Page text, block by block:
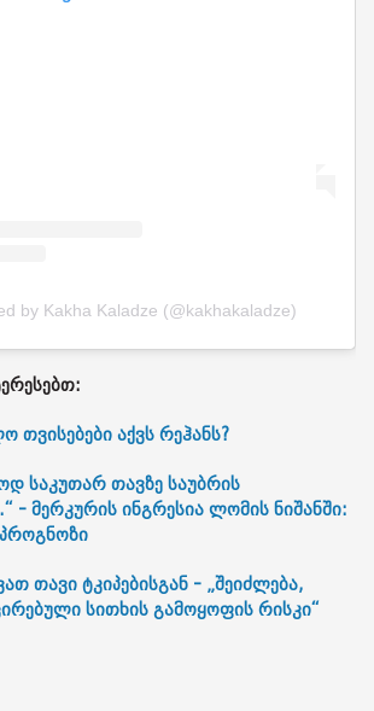
by Kakha Kaladze (@kakhakaladze)
თვისებები აქვს რეჰანს?
საკუთარ თავზე საუბრის
- მერკურის ინგრესია ლომის ნიშანში:
თავი ტკიპებისგან - „შეიძლება,
სითხის გამოყოფის რისკი“